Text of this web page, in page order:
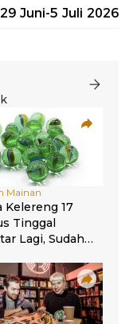
Juni-5 Juli 2026